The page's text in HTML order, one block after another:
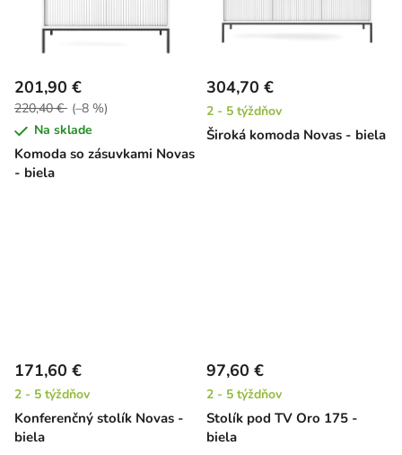
Komoda so zásuvkami Novas
- biela
201,90 €
220,40 € (–8 %)
Na sklade
Široká komoda Novas - biela
304,70 €
2 - 5 týždňov
Konferenčný stolík Novas -
biela
171,60 €
2 - 5 týždňov
Stolík pod TV Oro 175 -
biela
97,60 €
2 - 5 týždňov